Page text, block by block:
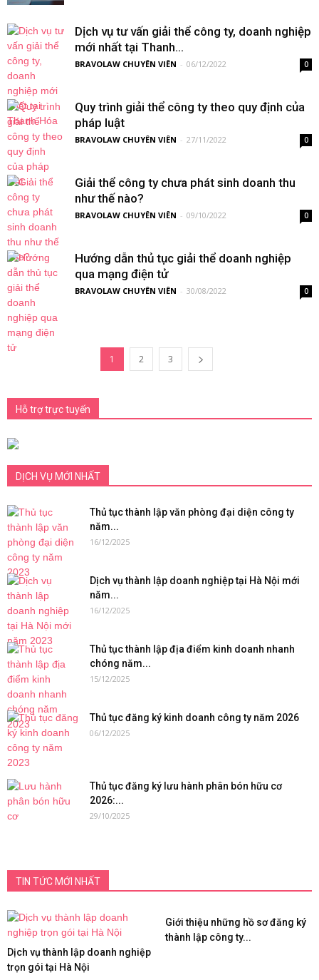
Dịch vụ tư vấn giải thể công ty, doanh nghiệp
mới nhất tại Thanh...
BRAVOLAW CHUYÊN VIÊN - 06/12/2022 0
Quy trình giải thể công ty theo quy định của
pháp luật
BRAVOLAW CHUYÊN VIÊN - 27/11/2022 0
Giải thể công ty chưa phát sinh doanh thu
như thế nào?
BRAVOLAW CHUYÊN VIÊN - 09/10/2022 0
Hướng dẫn thủ tục giải thể doanh nghiệp
qua mạng điện tử
BRAVOLAW CHUYÊN VIÊN - 30/08/2022 0
1 2 3
Hỗ trợ trực tuyến
DỊCH VỤ MỚI NHẤT
Thủ tục thành lập văn phòng đại diện công ty
năm...
16/12/2025
Dịch vụ thành lập doanh nghiệp tại Hà Nội mới
năm...
16/12/2025
Thủ tục thành lập địa điểm kinh doanh nhanh
chóng năm...
15/12/2025
Thủ tục đăng ký kinh doanh công ty năm 2026
06/12/2025
Thủ tục đăng ký lưu hành phân bón hữu cơ
2026:...
29/10/2025
TIN TỨC MỚI NHẤT
Dịch vụ thành lập doanh nghiệp
trọn gói tại Hà Nội
Giới thiệu những hồ sơ đăng ký
thành lập công ty...